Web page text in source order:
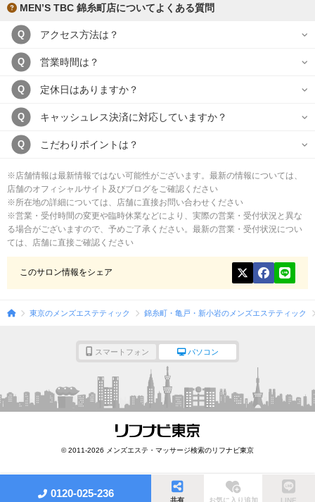
MEN’S TBC 錦糸町店についてよくある質問
Q アクセス方法は？
Q 営業時間は？
Q 定休日はありますか？
Q キャッシュレス決済に対応していますか？
Q こだわりポイントは？
※店舗情報は最新情報ではない可能性がございます。最新の情報については、
店舗のオフィシャルサイト及びブログをご確認ください
※所在地の詳細については、店舗に直接お問い合わせください
※営業・受付時間の変更や臨時休業などにより、実際の営業・受付状況と異な
る場合がございますので、予めご了承ください。最新の営業・受付状況につい
ては、店舗に直接ご確認ください
このサロン情報をシェア
東京のメンズエステティック 錦糸町・亀戸・新小岩のメンズエステティック
スマートフォン パソコン
© 2011-2026 メンズエステ・マッサージ検索のリフナビ東京
0120-025-236
共有 お気に入り追加 LINE